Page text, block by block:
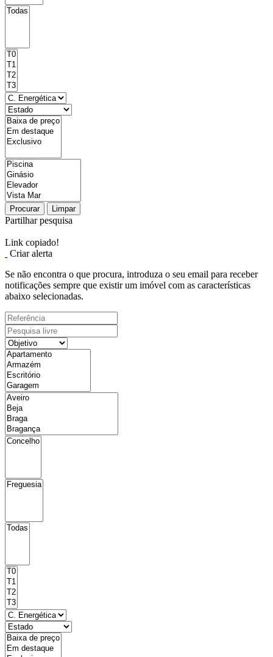
Procurar Limpar
Partilhar pesquisa
Link copiado!
Criar alerta
Se não encontra o que procura, introduza o seu email para receber
notificações sempre que existir um imóvel com as características
abaixo selecionadas.